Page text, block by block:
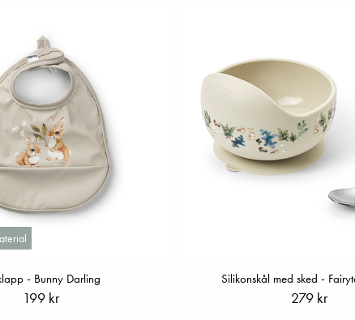
- Bunny Darling
199 kr
Silikonskål med sked -
279 kr